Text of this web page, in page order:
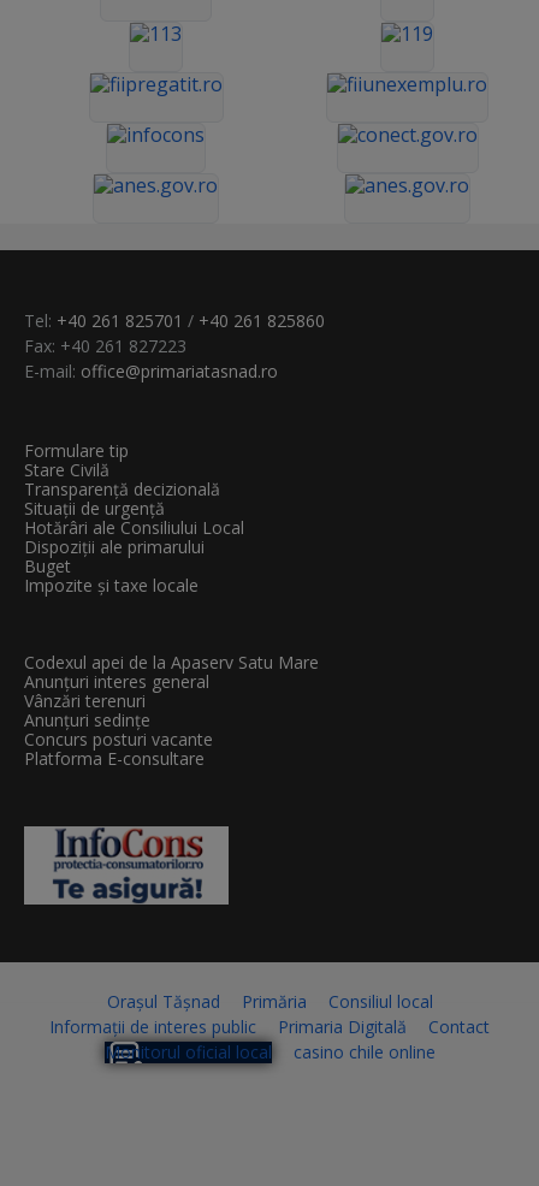
Tel: +40 261 825701 / +40 261 825860
Fax: +40 261 827223
E-mail: office@primariatasnad.ro
Formulare tip
Stare Civilă
Transparenţă decizională
Situații de urgență
Hotărâri ale Consiliului Local
Dispoziții ale primarului
Buget
Impozite și taxe locale
Codexul apei de la Apaserv Satu Mare
Anunțuri interes general
Vânzări terenuri
Anunțuri sedințe
Concurs posturi vacante
Platforma E-consultare
Orașul Tășnad Primăria
Consiliul local
Informații de interes public
Primaria Digitală
Contact
Monitorul oficial local
casino chile online